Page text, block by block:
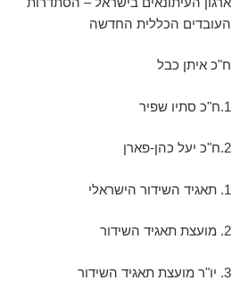
העובדים הכללית החדשה
ח"כ איתן כבל
1.ח"כ סתיו שפיר
2.ח"כ יעל כהן-פארן
1. תאגיד השידור הישראלי
2. מועצת תאגיד השידור
3. יו"ר מועצת תאגיד השידור